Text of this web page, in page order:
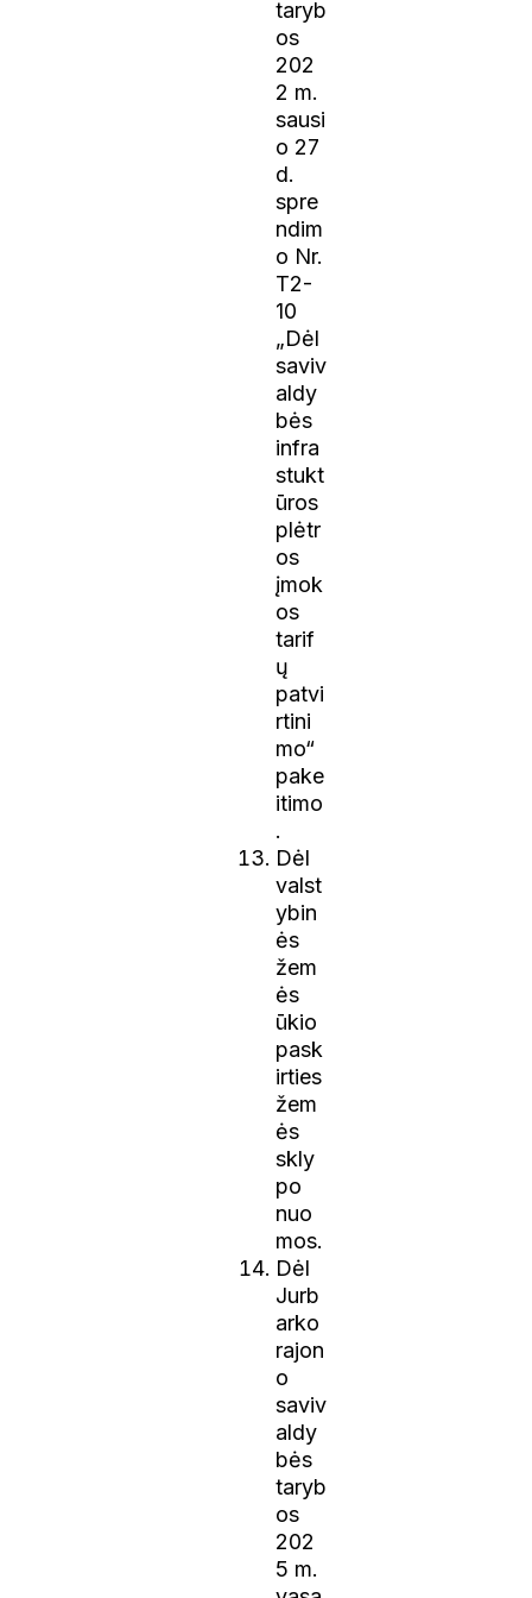
taryb
os
202
2 m.
sausi
o 27
d.
spre
ndim
o Nr.
T2-
10
„Dėl
saviv
aldy
bės
infra
stukt
ūros
plėtr
os
įmok
os
tarif
ų
patvi
rtini
mo“
pake
itimo
.
Dėl
valst
ybin
ės
žem
ės
ūkio
pask
irties
žem
ės
skly
po
nuo
mos.
Dėl
Jurb
arko
rajon
o
saviv
aldy
bės
taryb
os
202
5 m.